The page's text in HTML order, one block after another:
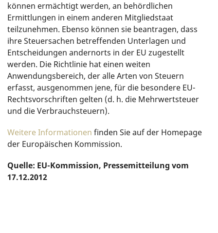
können ermächtigt werden, an behördlichen
Ermittlungen in einem anderen Mitgliedstaat
teilzunehmen. Ebenso können sie beantragen, dass
ihre Steuersachen betreffenden Unterlagen und
Entscheidungen andernorts in der EU zugestellt
werden. Die Richtlinie hat einen weiten
Anwendungsbereich, der alle Arten von Steuern
erfasst, ausgenommen jene, für die besondere EU-
Rechtsvorschriften gelten (d. h. die Mehrwertsteuer
und die Verbrauchsteuern).
Weitere Informationen finden Sie auf der Homepage
der Europäischen Kommission.
Quelle: EU-Kommission, Pressemitteilung vom
17.12.2012